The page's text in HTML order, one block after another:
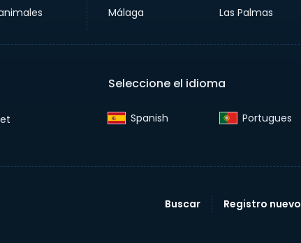
Málaga
Las Palmas
Seleccione el idioma
Spanish‎ Portugues‎
Buscar Registro nuevo